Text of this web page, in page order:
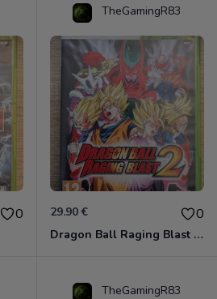
0
TheGamingR83
29.90 € 0
Dragon Ball Raging Blast 2 Xbox 360
TheGamingR83